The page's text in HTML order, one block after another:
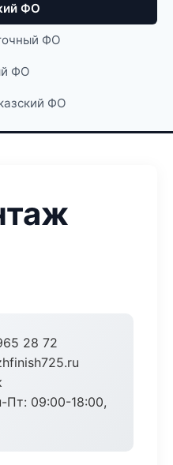
ФО
ФО
ФО
ФО
28 72
Пт: 09:00-18:00,